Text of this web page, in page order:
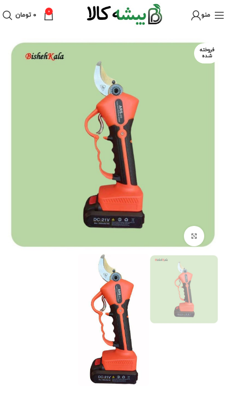
منو 0 ۰ تومان
فروخته
شده